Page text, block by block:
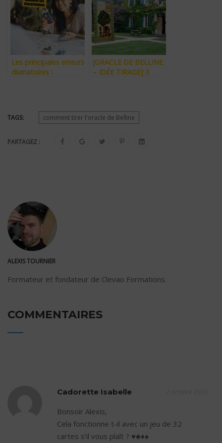
Les principales erreurs
divinatoires :
[ARTICLE]
[ORACLE DE BELLINE
– IDÉE TIRAGE] 3
qui veut vendre sa
maison au prix qu’elle
conseille le Belline ?
TAGS: comment tirer l'oracle de Belline
PARTAGEZ :
ALEXIS TOURNIER
Formateur et fondateur de Clevao Formations.
COMMENTAIRES
Cadorette Isabelle
Bonsoir Alexis,
Cela fonctionne t-il avec un jeu de 32
cartes s’il vous plaît ? ♥️♣️♦️♠️